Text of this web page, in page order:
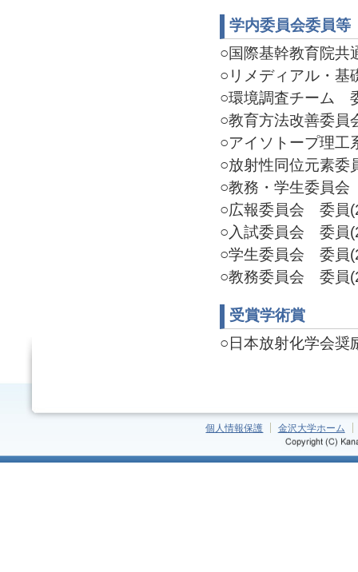
学内委員会委員等
○国際基幹教育院共
○リメディアル・
○環境調査チーム
○教育方法改善委
○アイソトープ理
○放射性同位元素
○教務・学生委員
○広報委員会 委員
○入試委員会 委員
○学生委員会 委員
○教務委員会 委員
受賞学術賞
○日本放射化学会奨
個人情報保護 金沢大学ホーム